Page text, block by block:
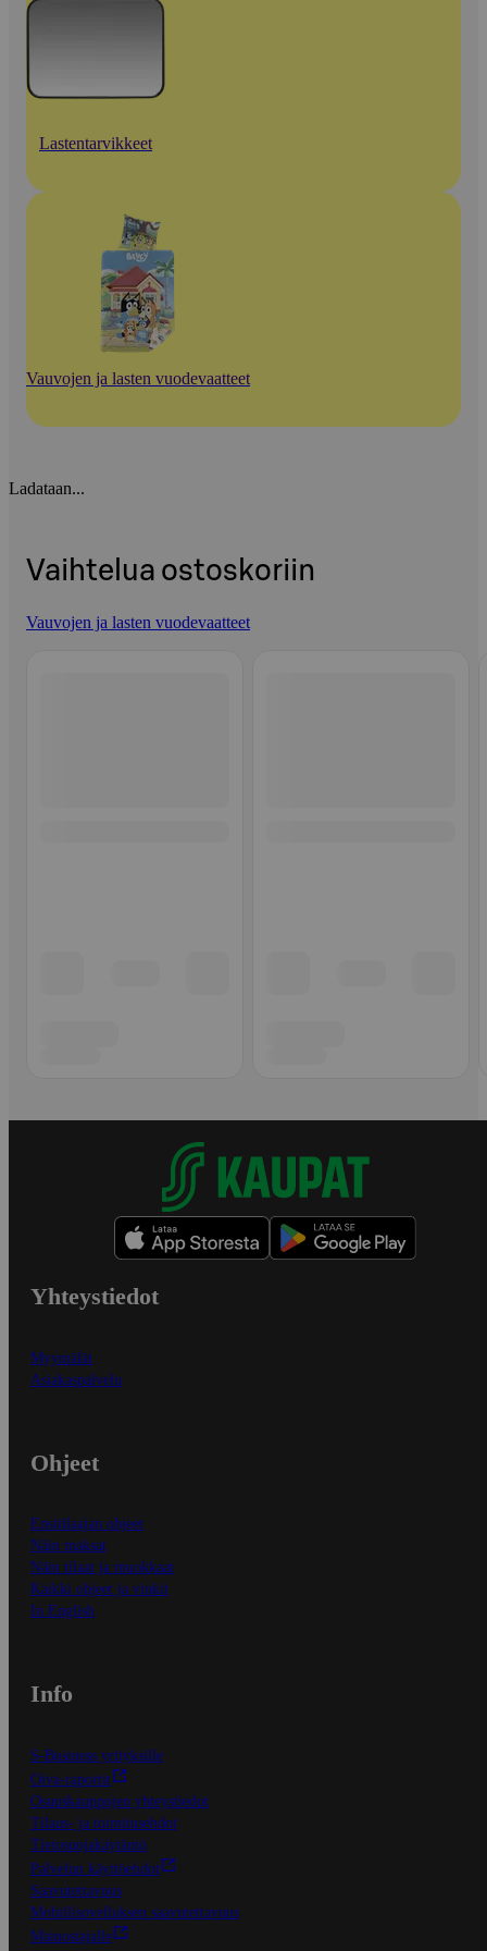
Lastentarvikkeet
Vauvojen ja lasten vuodevaatteet
Ladataan...
Vaihtelua ostoskoriin
Vauvojen ja lasten vuodevaatteet
Yhteystiedot
Myymälät
Asiakaspalvelu
Ohjeet
Ensitilaajan ohjeet
Näin maksat
Näin tilaat ja muokkaat
Kaikki ohjeet ja vinkit
In English
Info
S-Business yrityksille
Oiva-raportit
Osuuskauppojen yhteystiedot
Tilaus- ja toimitusehdot
Tietosuojakäytäntö
Palvelun käyttöehdot
Saavutettavuus
Mobiilisovelluksen saavutettavuus
Mainostajalle